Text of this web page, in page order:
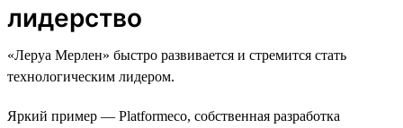
лидерство
«Леруа Мерлен» быстро развивается и стремится стать
технологическим лидером.
Яркий пример — Platformeco, собственная разработка